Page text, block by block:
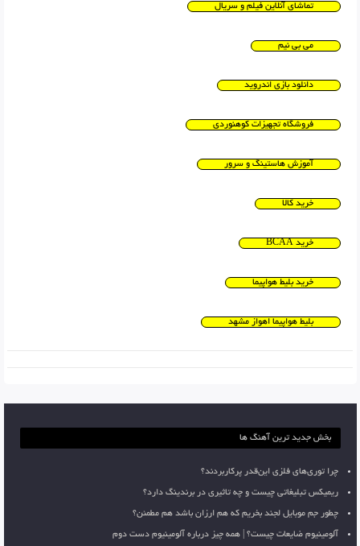
تماشای آنلاین فیلم و سریال
می بی نیم
دانلود بازی اندروید
فروشگاه تجهیزات کوهنوردی
آموزش هاستینگ و سرور
خرید کالا
خرید BCAA
خرید بلیط هواپیما
بلیط هواپیما اهواز مشهد
بخش جدید ترین آهنگ ها
چرا توری‌های فلزی این‌قدر پرکاربردند؟
ریمیکس تبلیغاتی چیست و چه تاثیری در برندینگ دارد؟
چطور جم موبایل لجند بخریم که هم ارزان باشد هم مطمئن؟
آلومینیوم ضایعات چیست؟ | همه چیز درباره آلومینیوم دست دوم